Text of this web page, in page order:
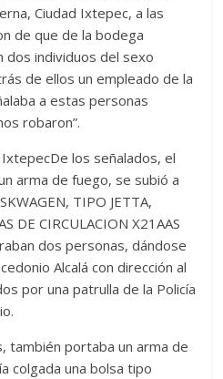
Ciudad Ixtepec, a las
de que de la bodega
dos individuos del sexo
de ellos un empleado de la
a estas personas
robaron”.
los señalados, el
arma de fuego, se subió a
TIPO JETTA,
DE CIRCULACION X21AAS
dos personas, dándose
Alcalá con dirección al
por una patrulla de la Policía
también portaba un arma de
colgada una bolsa tipo